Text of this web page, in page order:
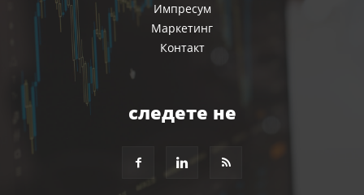
Импресум
Маркетинг
Контакт
следете не